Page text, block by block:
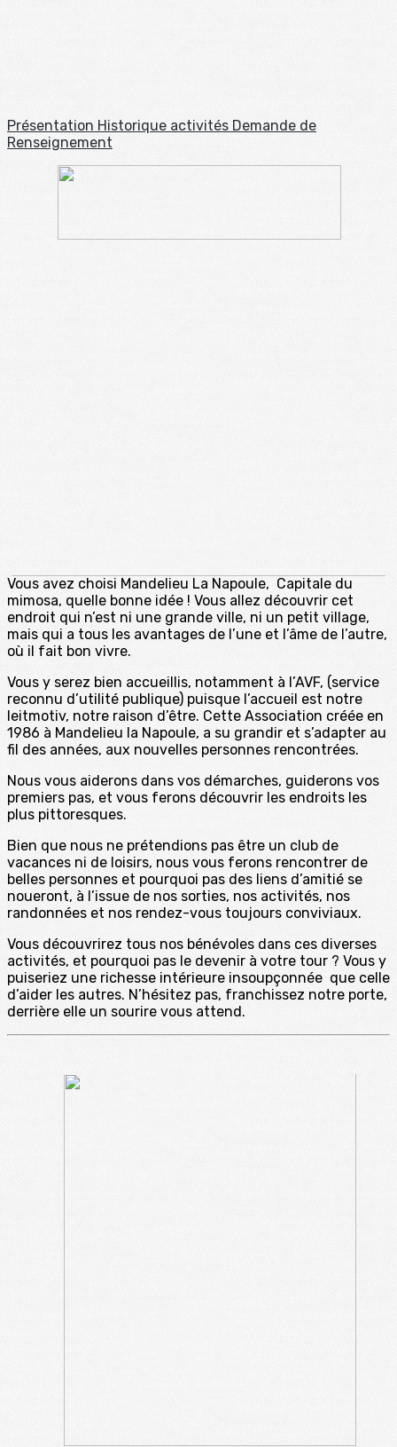
Présentation Historique activités Demande de
Renseignement
Vous avez choisi Mandelieu La Napoule, Capitale du
mimosa, quelle bonne idée ! Vous allez découvrir cet
endroit qui n’est ni une grande ville, ni un petit village,
mais qui a tous les avantages de l’une et l’âme de l’autre,
où il fait bon vivre.
Vous y serez bien accueillis, notamment à l’AVF, (service
reconnu d’utilité publique) puisque l’accueil est notre
leitmotiv, notre raison d’être. Cette Association créée en
1986 à Mandelieu la Napoule, a su grandir et s’adapter au
fil des années, aux nouvelles personnes rencontrées.
Nous vous aiderons dans vos démarches, guiderons vos
premiers pas, et vous ferons découvrir les endroits les
plus pittoresques.
Bien que nous ne prétendions pas être un club de
vacances ni de loisirs, nous vous ferons rencontrer de
belles personnes et pourquoi pas des liens d’amitié se
noueront, à l’issue de nos sorties, nos activités, nos
randonnées et nos rendez-vous toujours conviviaux.
Vous découvrirez tous nos bénévoles dans ces diverses
activités, et pourquoi pas le devenir à votre tour ? Vous y
puiseriez une richesse intérieure insoupçonnée que celle
d’aider les autres. N’hésitez pas, franchissez notre porte,
derrière elle un sourire vous attend.